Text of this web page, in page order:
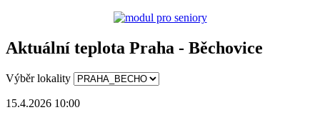
Aktuální teplota Praha - Běchovice
Výběr lokality
15.4.2026 10:00